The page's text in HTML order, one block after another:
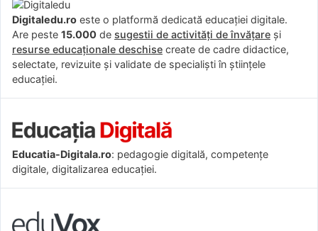
Digitaledu.ro este o platformă dedicată educației digitale.
Are peste 15.000 de sugestii de activități de învățare și
resurse educaționale deschise create de cadre didactice,
selectate, revizuite și validate de specialiști în științele
educației.
Educatia-Digitala.ro: pedagogie digitală, competențe
digitale, digitalizarea educației.